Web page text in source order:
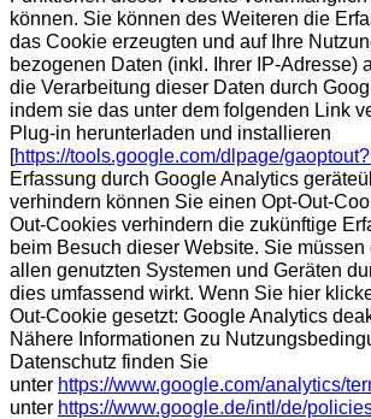
können. Sie können des Weiteren die
das Cookie erzeugten und auf Ihre
bezogenen Daten (inkl. Ihrer IP-Adresse)
die Verarbeitung dieser Daten durch
indem sie das unter dem folgenden Link
Plug-in herunterladen und installieren
[https://tools.google.com/dlpage/
Erfassung durch Google Analytics
verhindern können Sie einen Opt-Out-
Out-Cookies verhindern die zukünftige
beim Besuch dieser Website. Sie müssen
allen genutzten Systemen und Geräten
dies umfassend wirkt. Wenn Sie hier
Out-Cookie gesetzt: Google Analytics
Nähere Informationen zu
Datenschutz finden Sie
unter https://www.google.com/analytics/
unter https://www.google.de/intl/de/